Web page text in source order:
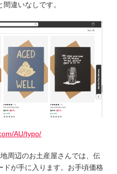
違いなしです。
AU/typo/
周辺のお土産屋さんでは、伝
ドが手に入ります。お手頃価格